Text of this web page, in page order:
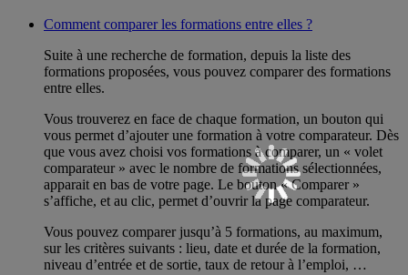
Comment comparer les formations entre elles ?
Suite à une recherche de formation, depuis la liste des
formations proposées, vous pouvez comparer des formations
entre elles.
Vous trouverez en face de chaque formation, un bouton qui
vous permet d’ajouter une formation à votre comparateur. Dès
que vous avez choisi vos formations à comparer, un « volet
comparateur » avec le nombre de formations sélectionnées,
apparait en bas de votre page. Le bouton « Comparer »
s’affiche, et au clic, permet d’ouvrir la page comparateur.
Vous pouvez comparer jusqu’à 5 formations, au maximum,
sur les critères suivants : lieu, date et durée de la formation,
niveau d’entrée et de sortie, taux de retour à l’emploi, …